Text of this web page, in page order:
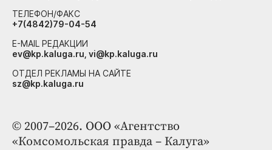
© 2007–2026. ООО «Агентство
«Комсомольская правда – Калуга»
ТЕЛЕФОН/ФАКС
+7(4842)79-04-54
E-MAIL РЕДАКЦИИ
ev@kp.kaluga.ru, vi@kp.kaluga.ru
ОТДЕЛ РЕКЛАМЫ НА САЙТЕ
sz@kp.kaluga.ru